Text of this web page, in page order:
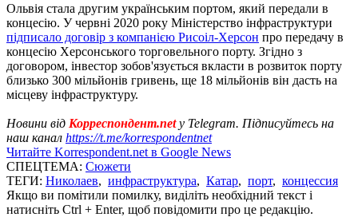
Ольвія стала другим українським портом, який передали в
концесію. У червні 2020 року Міністерство інфраструктури
підписало договір з компанією Рисоіл-Херсон про передачу в
концесію Херсонського торговельного порту. Згідно з
договором, інвестор зобов'язується вкласти в розвиток порту
близько 300 мільйонів гривень, ще 18 мільйонів він дасть на
місцеву інфраструктуру.
Новини від Корреспондент.netу Telegram. Підписуйтесь на
наш канал https://t.me/korrespondentnet
Читайте Korrespondent.net в Google News
СПЕЦТЕМА: Сюжети
ТЕГИ: Николаев, инфраструктура, Катар, порт, концессия
Якщо ви помітили помилку, виділіть необхідний текст і
натисніть Ctrl + Enter, щоб повідомити про це редакцію.